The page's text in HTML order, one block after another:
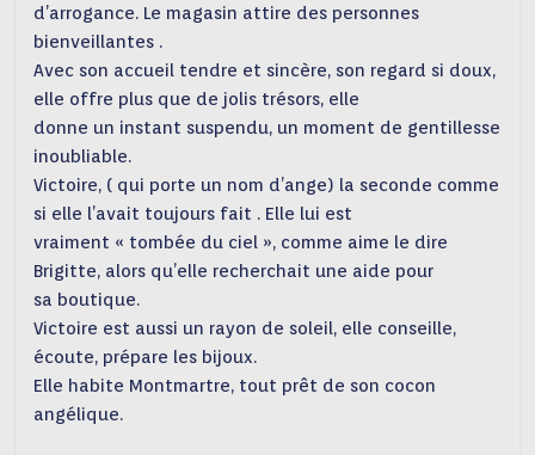
d’arrogance. Le magasin attire des personnes
bienveillantes .
Avec son accueil tendre et sincère, son regard si doux,
elle offre plus que de jolis trésors, elle
donne un instant suspendu, un moment de gentillesse
inoubliable.
Victoire, ( qui porte un nom d’ange) la seconde comme
si elle l’avait toujours fait . Elle lui est
vraiment « tombée du ciel », comme aime le dire
Brigitte, alors qu’elle recherchait une aide pour
sa boutique.
Victoire est aussi un rayon de soleil, elle conseille,
écoute, prépare les bijoux.
Elle habite Montmartre, tout prêt de son cocon
angélique.